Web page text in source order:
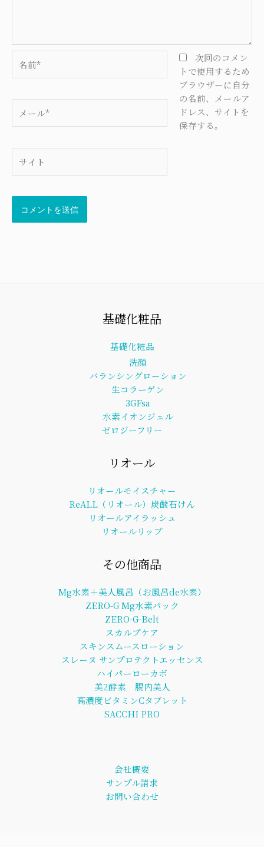
前
ー
*
次回のコメン
トで使用するため
ブラウザーに自分
の名前、メールア
ドレス、サイトを
保存する。
基礎化粧品
基礎化粧品
洗顔
バランシングローション
生コラーゲン
3GFsa
水素イオンジェル
ゼロジーフリー
リオール
リオールモイスチャー
ReALL（リオール）炭酸石けん
リオールアイラッシュ
リオールリップ
その他商品
Mg水素＋美人風呂（お風呂de水素）
ZERO-G Mg水素パック
ZERO-G-Belt
スカルプケア
スキンスムースローション
スレーヌ サンプロテクトエッセンス
ハイパーローカボ
美2酵素 腸内美人
高濃度ビタミンCタブレット
SACCHI PRO
会社概要
サンプル請求
お問い合わせ